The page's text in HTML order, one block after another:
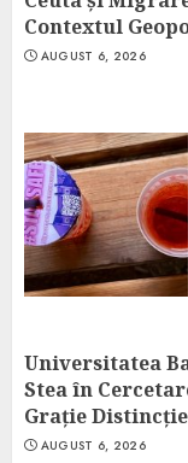
Contextul
AUGUST 6, 2026
Universitatea
Stea în
Grație
AUGUST 6, 2026